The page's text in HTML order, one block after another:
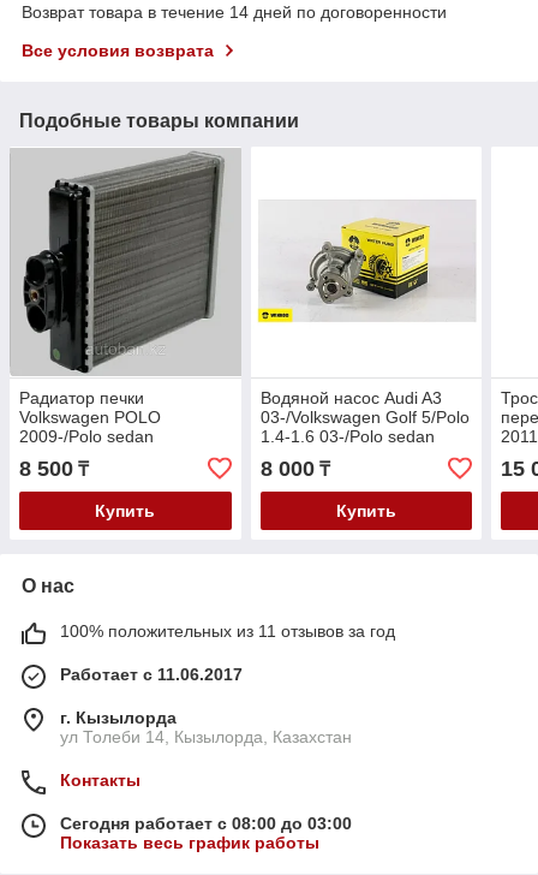
Возврат товара в течение 14 дней по договоренности
Все условия возврата
Подобные товары компании
Радиатор печки
Volkswagen POLO
2009-/Polo sedan
2009-/Skoda Rapid
2011-/Fabia 2000-/Fabia
2009-
8 500 ₸
Купить
Водяной насос Audi A3
03-/Volkswagen Golf 5/Polo
1.4-1.6 03-/Polo sedan
2009-/Skoda Fabia/Rapid
1.4-1.6 2010-
8 000₸
Купить
15
О нас
100% положительных из 11 отзывов за год
Работает с 11.06.2017
г. Кызылорда
ул Толеби 14, Кызылорда, Казахстан
Контакты
Сегодня работает с 08:00 до 03:00
Показать весь график работы